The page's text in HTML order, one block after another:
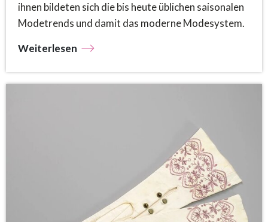
ihnen bildeten sich die bis heute üblichen saisonalen
Modetrends und damit das moderne Modesystem.
Weiterlesen